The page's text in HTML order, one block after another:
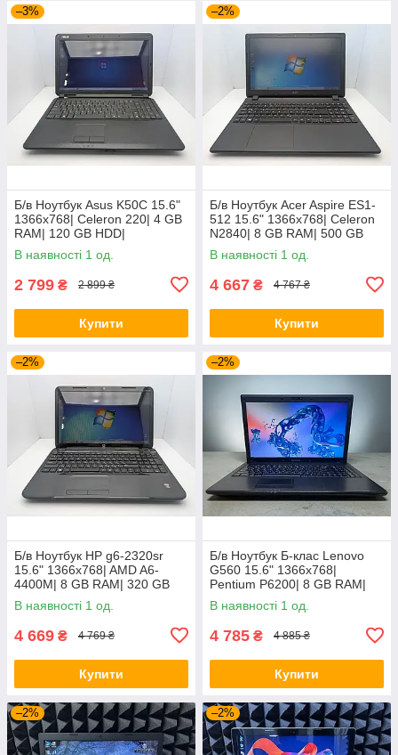
–3%
Б/в Ноутбук Asus K50C 15.6"
1366x768| Celeron 220| 4 GB
RAM| 120 GB HDD|
В наявності 1 од.
2 799 ₴ 2 899 ₴
Купити
–2%
Б/в Ноутбук Acer Aspire ES1-
512 15.6" 1366x768| Celeron
N2840| 8 GB RAM| 500 GB
HDD| HD
В наявності 1 од.
4 667 ₴ 4 767 ₴
Купити
–2%
Б/в Ноутбук HP g6-2320sr
15.6" 1366x768| AMD A6-
4400M| 8 GB RAM| 320 GB
HDD| Radeon HD 7520G
В наявності 1 од.
4 669 ₴ 4 769 ₴
Купити
–2%
Б/в Ноутбук Б-клас Lenovo
G560 15.6" 1366x768|
Pentium P6200| 8 GB RAM|
120 GB SSD| HD
В наявності 1 од.
4 785 ₴ 4 885 ₴
Купити
–2% –2%